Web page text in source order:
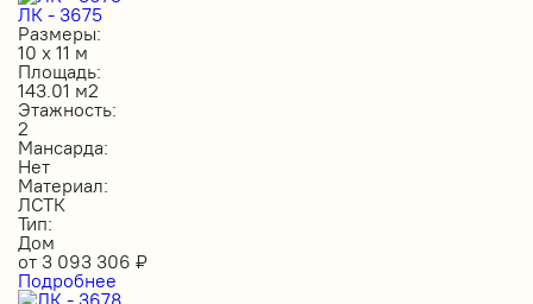
ЛК - 3675
Размеры:
10 х 11 м
Площадь:
143.01 м2
Этажность:
2
Мансарда:
Нет
Материал:
ЛСТК
Тип:
Дом
от 3 093 306 ₽
Подробнее